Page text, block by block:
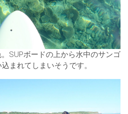
SUPボードの上から水中のサンゴ
まれてしまいそうです。